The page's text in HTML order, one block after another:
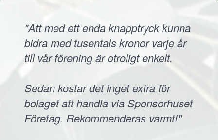
"Att med ett enda knapptryck kunna
bidra med tusentals kronor varje år
till vår förening är otroligt enkelt.
Sedan kostar det inget extra för
bolaget att handla via Sponsorhuset
Företag. Rekommenderas varmt!"